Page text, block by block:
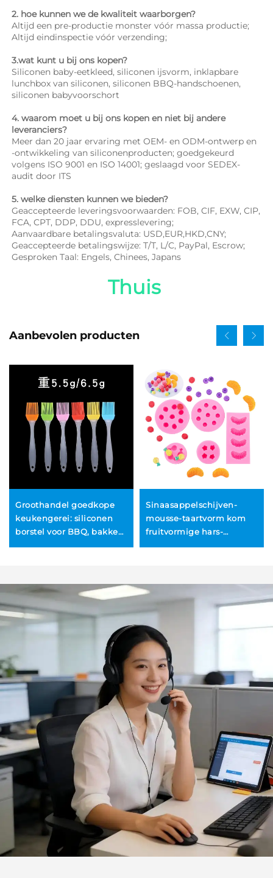
2. hoe kunnen we de kwaliteit waarborgen?
Altijd een pre-productie monster vóór massa productie;
Altijd eindinspectie vóór verzending;
3.wat kunt u bij ons kopen?
Siliconen baby-eetkleed, siliconen ijsvorm, inklapbare
lunchbox van siliconen, siliconen BBQ-handschoenen,
siliconen babyvoorschort
4. waarom moet u bij ons kopen en niet bij andere
leveranciers?
Meer dan 20 jaar ervaring met OEM- en ODM-ontwerp en
-ontwikkeling van siliconenproducten; goedgekeurd
volgens ISO 9001 en ISO 14001; geslaagd voor SEDEX-
audit door ITS
5. welke diensten kunnen we bieden?
Geaccepteerde leveringsvoorwaarden: FOB, CIF, EXW, CIP,
FCA, CPT, DDP, DDU, expresslevering;
Aanvaardbare betalingsvaluta: USD,EUR,HKD,CNY;
Geaccepteerde betalingswijze: T/T, L/C, PayPal, Escrow;
Gesproken Taal: Engels, Chinees, Japans
Thuis
Aanbevolen producten
Groothandel goedkope
keukengerei: siliconen
borstel voor BBQ, bakken
Sinaasappelschijven-
mousse-taartvorm kom
fruitvormige hars-